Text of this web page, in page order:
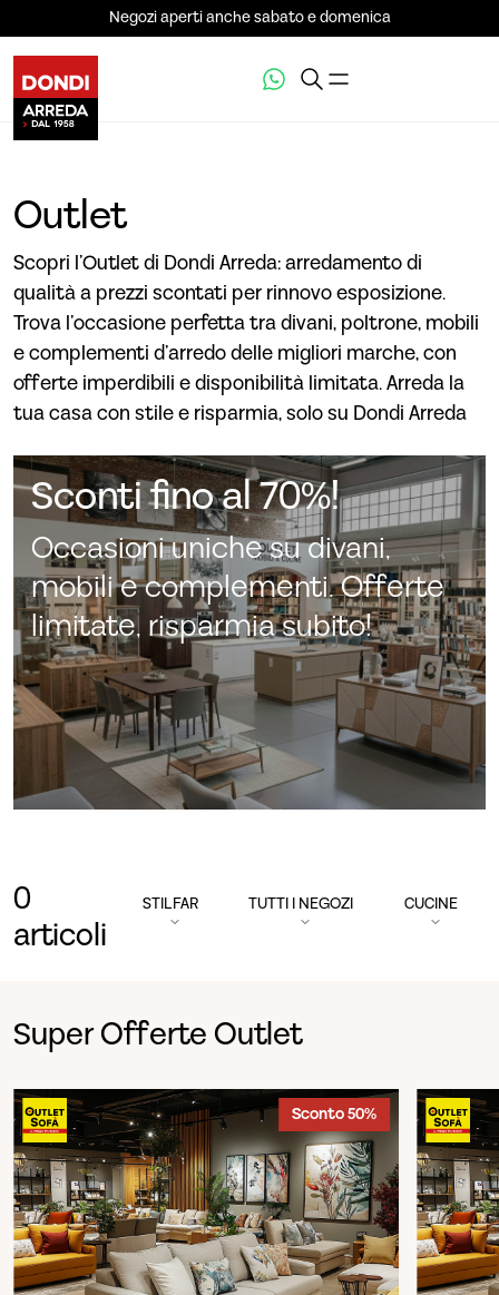
Negozi aperti anche sabato e domenica
Outlet
Scopri l’Outlet di Dondi Arreda: arredamento di
qualità a prezzi scontati per rinnovo esposizione.
Trova l’occasione perfetta tra divani, poltrone, mobili
e complementi d’arredo delle migliori marche, con
offerte imperdibili e disponibilità limitata. Arreda la
tua casa con stile e risparmia, solo su Dondi Arreda
Sconti fino al 70%!
Occasioni uniche su divani,
mobili e complementi. Offerte
limitate, risparmia subito!
0
articoli
STILFAR TUTTI I NEGOZI CUCINE
Super Offerte Outlet
Sconto 50%